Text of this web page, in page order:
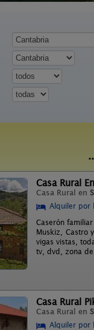
Casa Rural
Casa Rural en
Alquiler por
Caserón
Muskiz, Castro
vigas vistas,
tv, dvd, zona
Casa Rural
Casa Rural en
Alquiler por